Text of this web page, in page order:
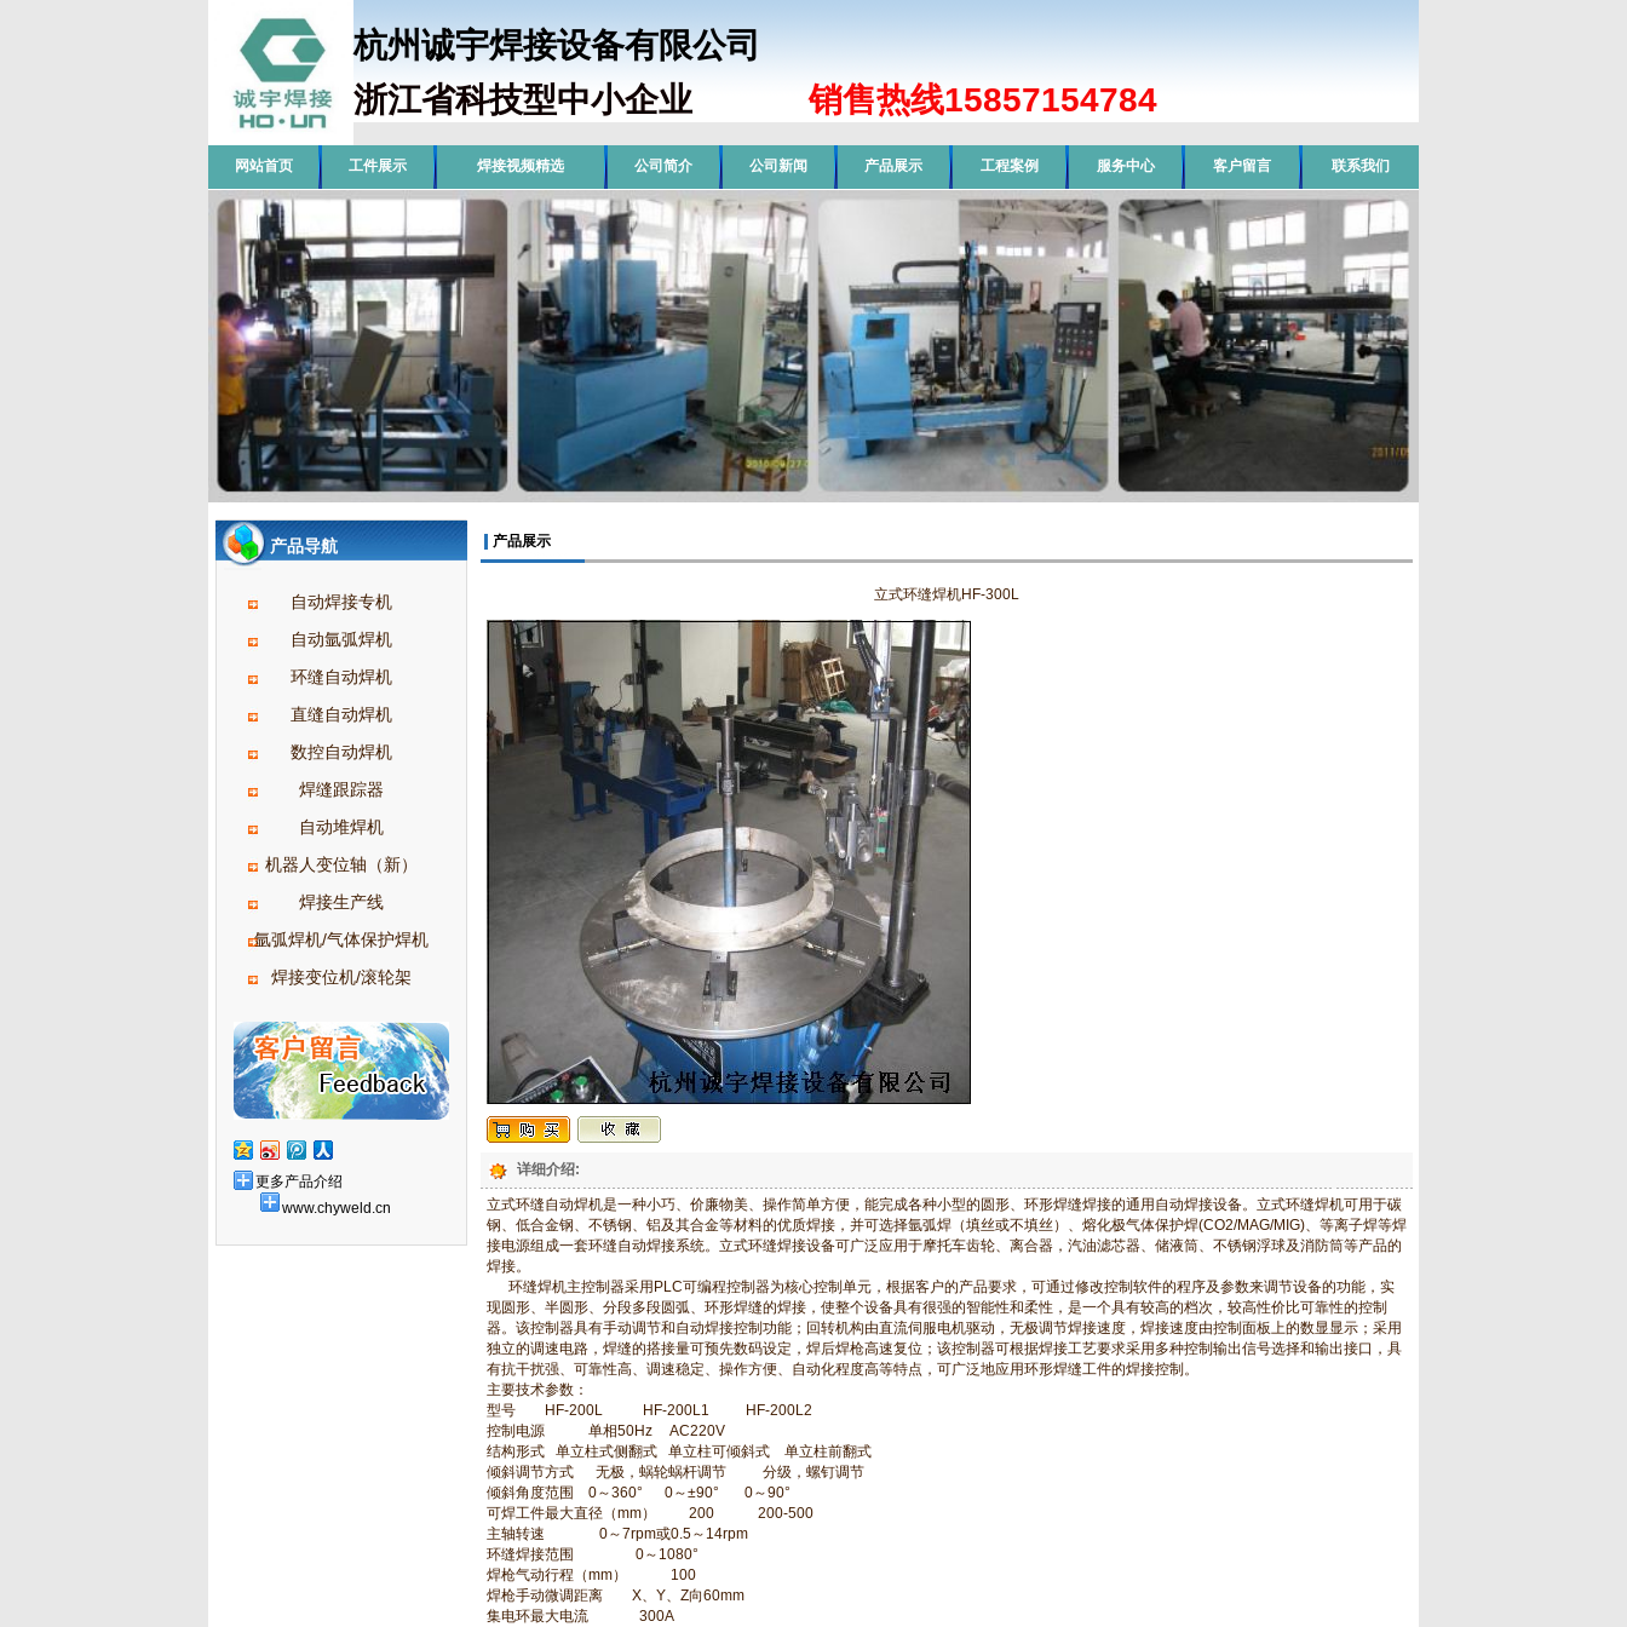
杭州诚宇焊接设备有限公司
浙江省科技型中小企业 销售热线15857154784
网站首页 工件展示 焊接视频精选 公司简介 公司新闻 产品展示 工程案例 服务中心 客户留言 联系我们
产品导航
自动焊接专机
自动氩弧焊机
环缝自动焊机
直缝自动焊机
数控自动焊机
焊缝跟踪器
自动堆焊机
机器人变位轴（新）
焊接生产线
氩弧焊机/气体保护焊机
焊接变位机/滚轮架
更多产品介绍
www.chyweld.cn
产品展示
立式环缝焊机HF-300L
详细介绍:
立式环缝自动焊机是一种小巧、价廉物美、操作简单方便，能完成各种小型的圆形、环形焊缝焊接的通用自动焊接设备。立式环缝焊机可用于碳
钢、低合金钢、不锈钢、铝及其合金等材料的优质焊接，并可选择氩弧焊（填丝或不填丝）、熔化极气体保护焊(CO2/MAG/MIG)、等离子焊等焊
接电源组成一套环缝自动焊接系统。立式环缝焊接设备可广泛应用于摩托车齿轮、离合器，汽油滤芯器、储液筒、不锈钢浮球及消防筒等产品的
焊接。
环缝焊机主控制器采用PLC可编程控制器为核心控制单元，根据客户的产品要求，可通过修改控制软件的程序及参数来调节设备的功能，实
现圆形、半圆形、分段多段圆弧、环形焊缝的焊接，使整个设备具有很强的智能性和柔性，是一个具有较高的档次，较高性价比可靠性的控制
器。该控制器具有手动调节和自动焊接控制功能；回转机构由直流伺服电机驱动，无极调节焊接速度，焊接速度由控制面板上的数显显示；采用
独立的调速电路，焊缝的搭接量可预先数码设定，焊后焊枪高速复位；该控制器可根据焊接工艺要求采用多种控制输出信号选择和输出接口，具
有抗干扰强、可靠性高、调速稳定、操作方便、自动化程度高等特点，可广泛地应用环形焊缝工件的焊接控制。
主要技术参数：
型号 HF-200L HF-200L1 HF-200L2
控制电源 单相50Hz AC220V
结构形式 单立柱式侧翻式 单立柱可倾斜式 单立柱前翻式
倾斜调节方式 无极，蜗轮蜗杆调节 分级，螺钉调节
倾斜角度范围 0～360° 0～±90° 0～90°
可焊工件最大直径（mm） 200 200-500
主轴转速 0～7rpm或0.5～14rpm
环缝焊接范围 0～1080°
焊枪气动行程（mm） 100
焊枪手动微调距离 X、Y、Z向60mm
集电环最大电流 300A